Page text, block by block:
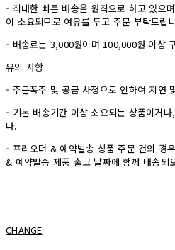
- 최대한 빠른 배송을 원칙으로 하고 있으
이 소요되므로 여유를 두고 주문 부탁드립
- 배송료는 3,000원이며 100,000원 이상
유의 사항
- 주문폭주 및 공급 사정으로 인하여 지연
- 기본 배송기간 이상 소요되는 상품이거
다.
- 프리오더 & 예약발송 상품 주문 건의 경
& 예약발송 제품 출고 날짜에 함께 배송되
CHANGE